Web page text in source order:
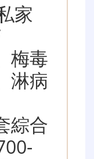
家
梅毒
淋病
綜合